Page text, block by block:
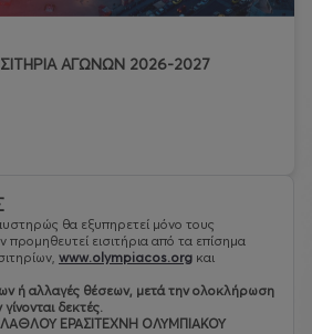
ΑΓΩΝΩΝ 2026-2027
θα εξυπηρετεί μόνο τους
προμηθευτεί εισιτήρια από τα επίσημα
www.olympiacos.org και
ή αλλαγές θέσεων, μετά την ολοκλήρωση
δεκτές.
ΕΡΑΣΙΤΕΧΝΗ ΟΛΥΜΠΙΑΚΟΥ